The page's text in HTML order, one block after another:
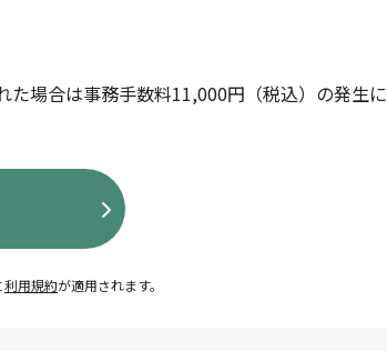
場合は事務手数料11,000円（税込）の発生に
利用規約が適用されます。